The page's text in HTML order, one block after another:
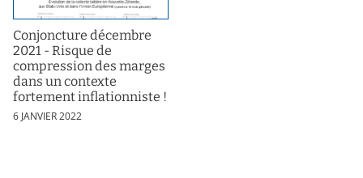
Conjoncture décembre
2021 - Risque de
compression des marges
dans un contexte
fortement inflationniste !
6 JANVIER 2022